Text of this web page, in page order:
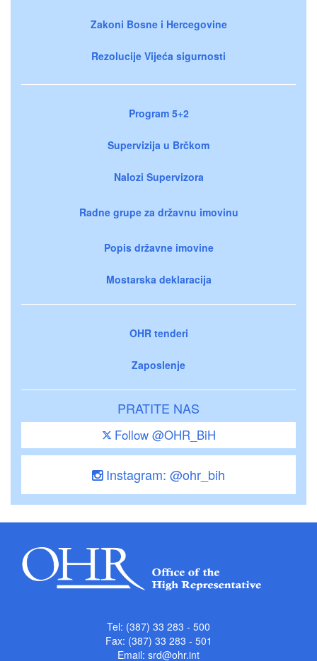
Zakoni Bosne i Hercegovine
Rezolucije Vijeća sigurnosti
Program 5+2
Supervizija u Brčkom
Nalozi Supervizora
Radne grupe za državnu imovinu
Popis državne imovine
Mostarska deklaracija
OHR tenderi
Zaposlenje
PRATITE NAS
Follow @OHR_BiH
Instagram: @ohr_bih
Tel: (387) 33 283 - 500
Fax: (387) 33 283 - 501
Email: srd@ohr.int